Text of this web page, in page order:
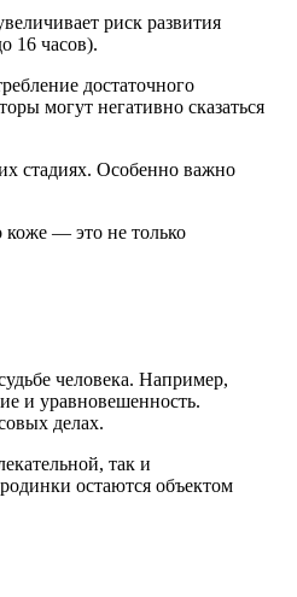
риск развития
16 часов).
достаточного
могут негативно сказаться
стадиях. Особенно важно
коже — это не только
человека. Например,
и уравновешенность.
делах.
так и
остаются объектом